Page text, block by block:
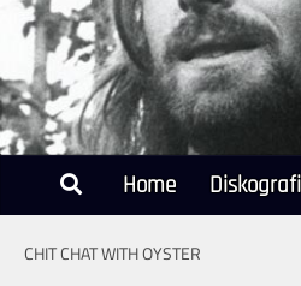
Home
CHIT CHAT WITH OYSTER